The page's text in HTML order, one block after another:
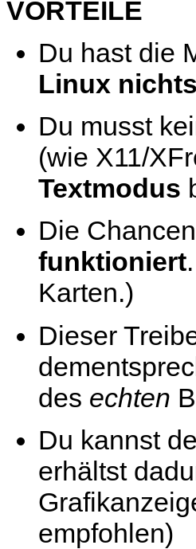
VORTEILE
Du hast die
Linux
Du musst
(wie X11/
Textmodus
Die
funktioniert
Karten.)
Dieser
des echten
Du kannst
erhältst
empfohlen)